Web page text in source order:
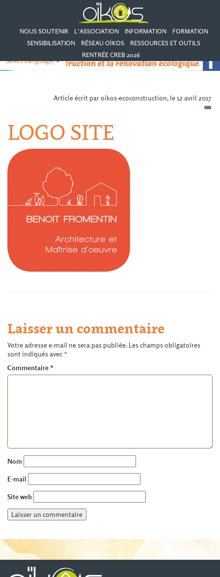
NOUS SOUTENIR L’ASSOCIATION INFORMATION
FORMATION
SENSIBILISATION
RÉSEAU OÏKOS
RESSOURCES ET OUTILS
RENTRÉE CREB 2026
Select Language▼
Article écrit par oikos-ecoconstruction, le 12 avril 2017
LOGO SITE
Laisser un commentaire
Votre adresse e-mail ne sera pas publiée. Les champs obligatoires
sont indiqués avec *
Commentaire *
Nom
E-mail
Site web